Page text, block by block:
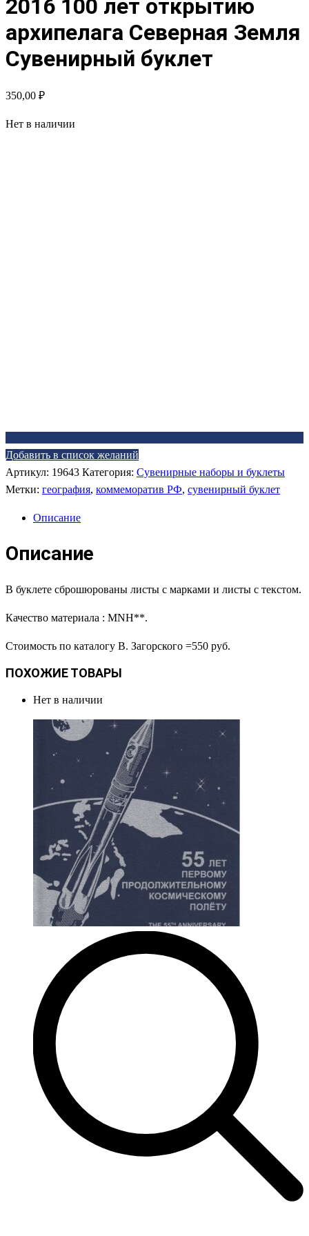
2016 100 лет открытию
архипелага Северная Земля
Сувенирный буклет
350,00 ₽
Нет в наличии
Добавить в список желаний
Артикул: 19643 Категория: Сувенирные наборы и буклеты
Метки: география, коммеморатив РФ, сувенирный буклет
Описание
Описание
В буклете сброшюрованы листы с марками и листы с текстом.
Качество материала : MNH**.
Стоимость по каталогу В. Загорского =550 руб.
ПОХОЖИЕ ТОВАРЫ
Нет в наличии